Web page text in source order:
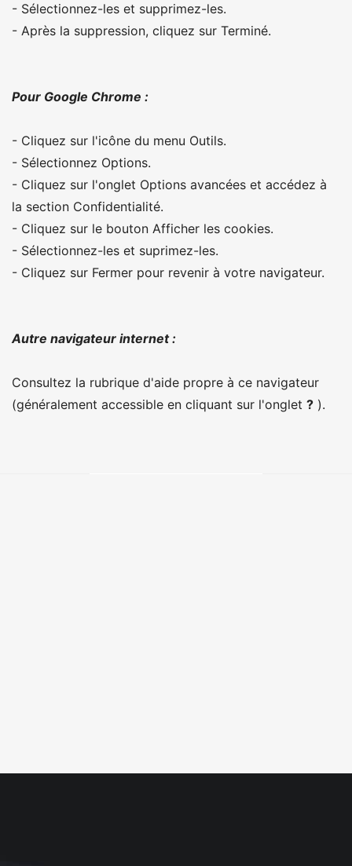
- Sélectionnez-les et supprimez-les.
- Après la suppression, cliquez sur Terminé.
Pour Google Chrome :
- Cliquez sur l'icône du menu Outils.
- Sélectionnez Options.
- Cliquez sur l'onglet Options avancées et accédez à
la section Confidentialité.
- Cliquez sur le bouton Afficher les cookies.
- Sélectionnez-les et suprimez-les.
- Cliquez sur Fermer pour revenir à votre navigateur.
Autre navigateur internet :
Consultez la rubrique d'aide propre à ce navigateur
(généralement accessible en cliquant sur l'onglet ? ).